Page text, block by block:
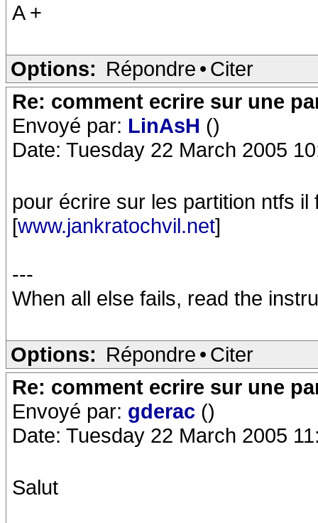
A +
Options: Répondre • Citer
Re: comment ecrire sur une
Envoyé par: LinAsH ()
Date: Tuesday 22 March 2005
pour écrire sur les partition ntfs
[www.jankratochvil.net]
---
When all else fails, read the
Options: Répondre • Citer
Re: comment ecrire sur une
Envoyé par: gderac ()
Date: Tuesday 22 March 2005
Salut